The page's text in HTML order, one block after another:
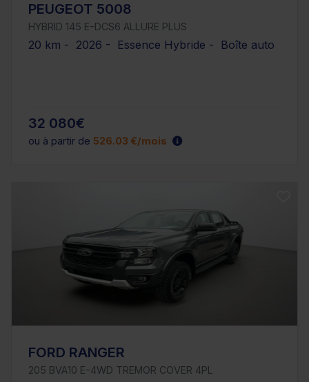
PEUGEOT 5008
HYBRID 145 E-DCS6 ALLURE PLUS
20 km - 2026 - Essence Hybride - Boîte auto
32 080€
ou à partir de 526.03 €/mois
FORD RANGER
205 BVA10 E-4WD TREMOR COVER 4PL